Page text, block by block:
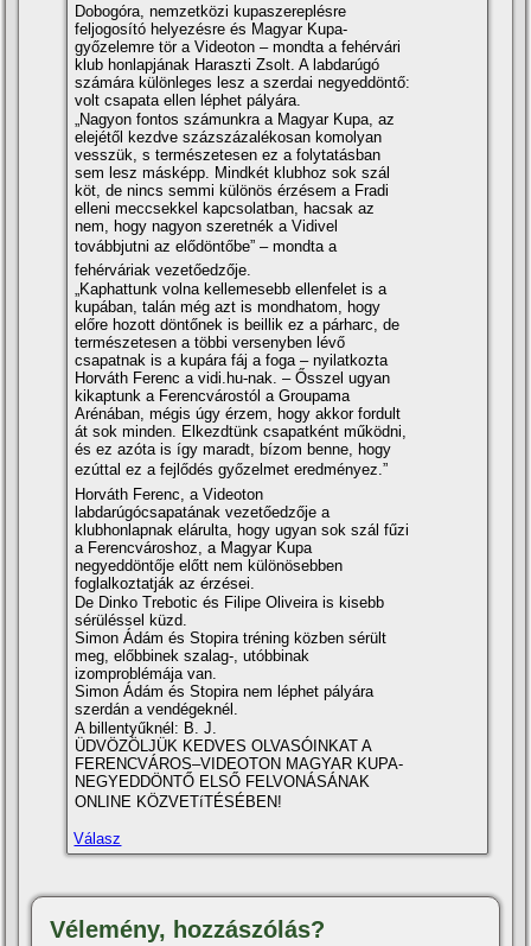
Dobogóra, nemzetközi kupaszereplésre
feljogosí­tó helyezésre és Magyar Kupa-
győzelemre tör a Videoton – mondta a fehérvári
klub honlapjának Haraszti Zsolt. A labdarúgó
számára különleges lesz a szerdai negyeddöntő:
volt csapata ellen léphet pályára.
„Nagyon fontos számunkra a Magyar Kupa, az
elejétől kezdve százszázalékosan komolyan
vesszük, s természetesen ez a folytatásban
sem lesz másképp. Mindkét klubhoz sok szál
köt, de nincs semmi különös érzésem a Fradi
elleni meccsekkel kapcsolatban, hacsak az
nem, hogy nagyon szeretnék a Vidivel
továbbjutni az elődöntőbe” – mondta a
fehérváriak vezetőedzője.
„Kaphattunk volna kellemesebb ellenfelet is a
kupában, talán még azt is mondhatom, hogy
előre hozott döntőnek is beillik ez a párharc, de
természetesen a többi versenyben lévő
csapatnak is a kupára fáj a foga – nyilatkozta
Horváth Ferenc a vidi.hu-nak. – Ősszel ugyan
kikaptunk a Ferencvárostól a Groupama
Arénában, mégis úgy érzem, hogy akkor fordult
át sok minden. Elkezdtünk csapatként működni,
és ez azóta is í­gy maradt, bí­zom benne, hogy
ezúttal ez a fejlődés győzelmet eredményez.”
Horváth Ferenc, a Videoton
labdarúgócsapatának vezetőedzője a
klubhonlapnak elárulta, hogy ugyan sok szál fűzi
a Ferencvároshoz, a Magyar Kupa
negyeddöntője előtt nem különösebben
foglalkoztatják az érzései.
De Dinko Trebotic és Filipe Oliveira is kisebb
sérüléssel küzd.
Simon Ádám és Stopira tréning közben sérült
meg, előbbinek szalag-, utóbbinak
izomproblémája van.
Simon Ádám és Stopira nem léphet pályára
szerdán a vendégeknél.
A billentyűknél: B. J.
ÜDVÖZÖLJÜK KEDVES OLVASÓINKAT A
FERENCVÁROS–VIDEOTON MAGYAR KUPA-
NEGYEDDÖNTŐ ELSŐ FELVONÁSÁNAK
ONLINE KÖZVETíTÉSÉBEN!
Válasz
Vélemény, hozzászólás?